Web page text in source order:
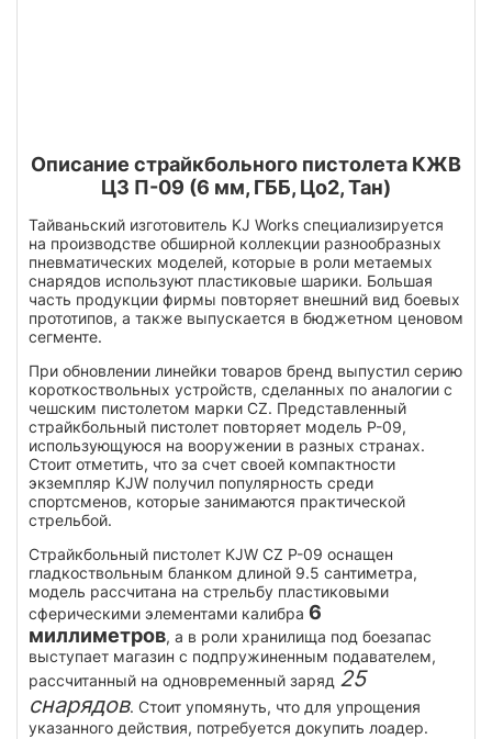
Описание страйкбольного пистолета КЖВ
ЦЗ П-09 (6 мм, ГББ, Цо2, Тан)
Тайваньский изготовитель KJ Works специализируется
на производстве обширной коллекции разнообразных
пневматических моделей, которые в роли метаемых
снарядов используют пластиковые шарики. Большая
часть продукции фирмы повторяет внешний вид боевых
прототипов, а также выпускается в бюджетном ценовом
сегменте.
При обновлении линейки товаров бренд выпустил серию
короткоствольных устройств, сделанных по аналогии с
чешским пистолетом марки CZ. Представленный
страйкбольный пистолет повторяет модель P-09,
использующуюся на вооружении в разных странах.
Стоит отметить, что за счет своей компактности
экземпляр KJW получил популярность среди
спортсменов, которые занимаются практической
стрельбой.
Страйкбольный пистолет KJW CZ P-09 оснащен
гладкоствольным бланком длиной 9.5 сантиметра,
модель рассчитана на стрельбу пластиковыми
сферическими элементами калибра 6
миллиметров, а в роли хранилища под боезапас
выступает магазин с подпружиненным подавателем,
рассчитанный на одновременный заряд 25
снарядов. Стоит упомянуть, что для упрощения
указанного действия, потребуется докупить лоадер.